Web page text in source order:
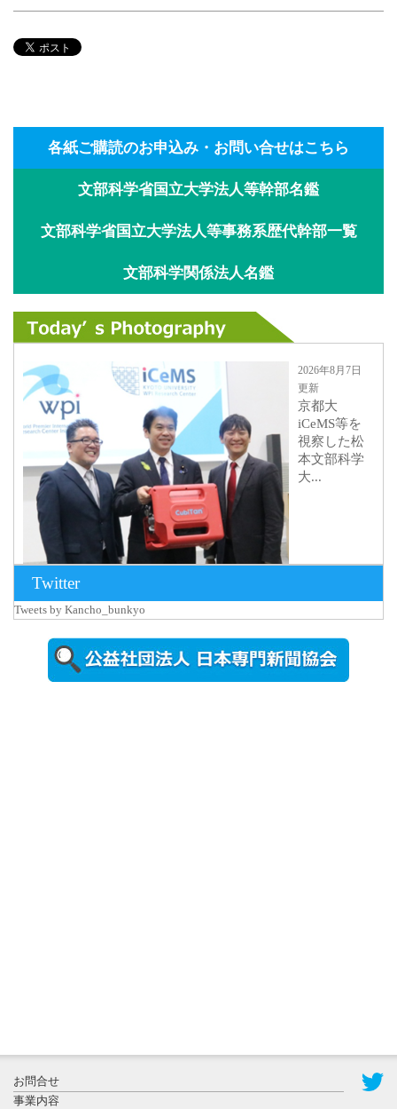
各紙ご購読のお申込み・お問い合せはこちら
文部科学省国立大学法人等幹部名鑑
文部科学省国立大学法人等事務系歴代幹部一覧
文部科学関係法人名鑑
2026年8月7日
更新
京都大
iCeMS等を
視察した松
本文部科学
大...
2026年8月5日
更新
農工大で大
Twitter
Tweets by Kancho_bunkyo
お問合せ
事業内容